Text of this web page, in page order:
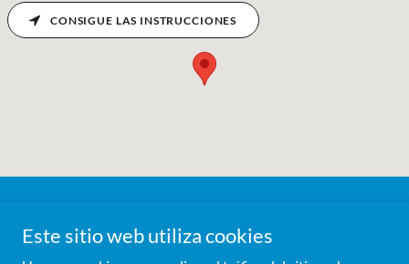
CONSIGUE LAS INSTRUCCIONES
Este sitio web utiliza cookies